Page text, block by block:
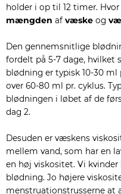
holder i op til 12 timer.
mængden af væske og
Den gennemsnitlige
fordelt på 5-7 dage, hvilket
blødning er typisk 10-30
over 60-80 ml pr. cyklus.
blødningen i løbet af de
dag 2.
Desuden er væskens
mellem vand, som har en
en høj viskositet. Vi
blødning. Jo højere
menstruationstrusserne at